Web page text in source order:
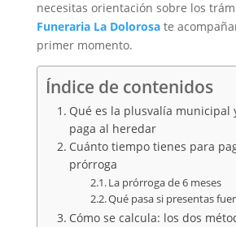
necesitas orientación sobre los
Funeraria La Dolorosa te
primer momento.
Índice de contenidos
Qué es la plusvalía municipal
paga al heredar
Cuánto tiempo tienes para
prórroga
La prórroga de 6 meses
Qué pasa si presentas
Cómo se calcula: los dos